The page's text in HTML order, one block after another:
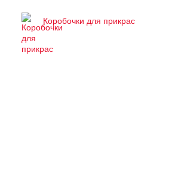
Коробочки для прикрас